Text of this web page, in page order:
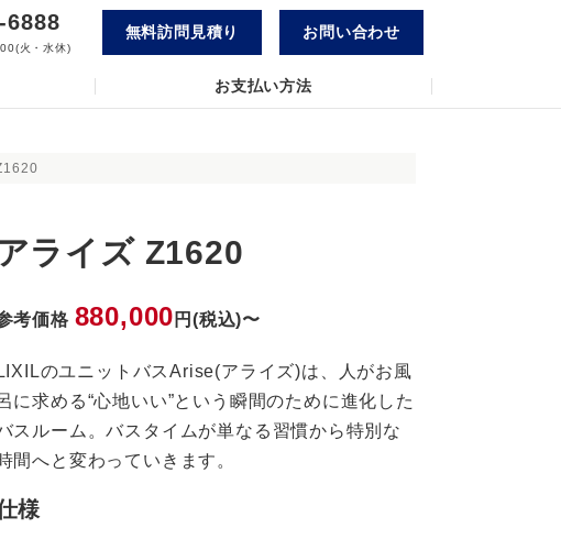
6888
火・水休)
無料訪問見積り お問い合わせ
お支払い方法
アライズ Z1620
考価格 880,000 円(税込)〜
LIXILのユニットバスArise(アライズ)は、人がお風
に求める“心地いい”という瞬間のために進化した
スルーム。バスタイムが単なる習慣から特別な
間へと変わっていきます。
様